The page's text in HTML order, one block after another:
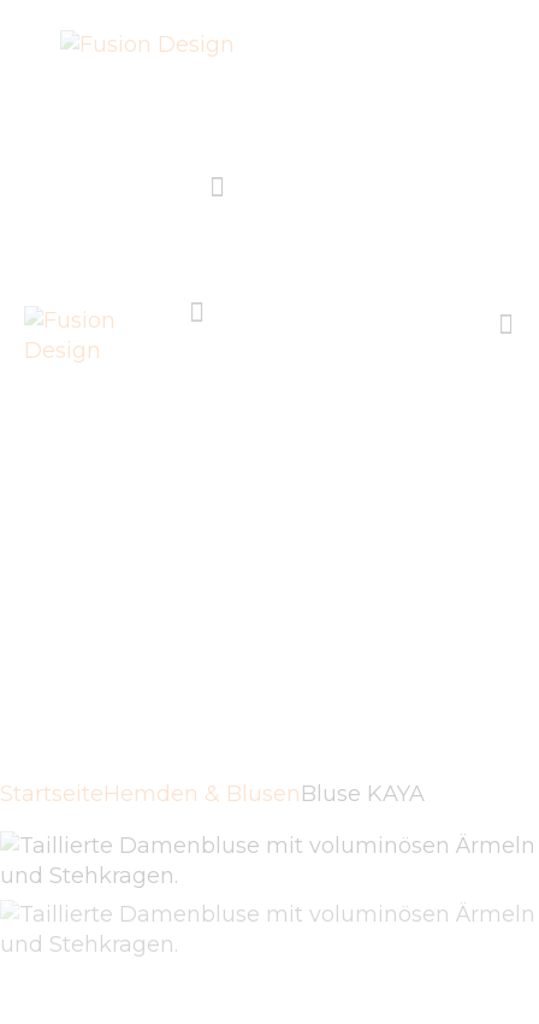
SHOP
DESIGN E.V.
IMPRESSUM
StartseiteHemden & BlusenBluse KAYA